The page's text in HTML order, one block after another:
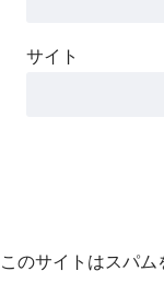
サイト
このサイトはスパム